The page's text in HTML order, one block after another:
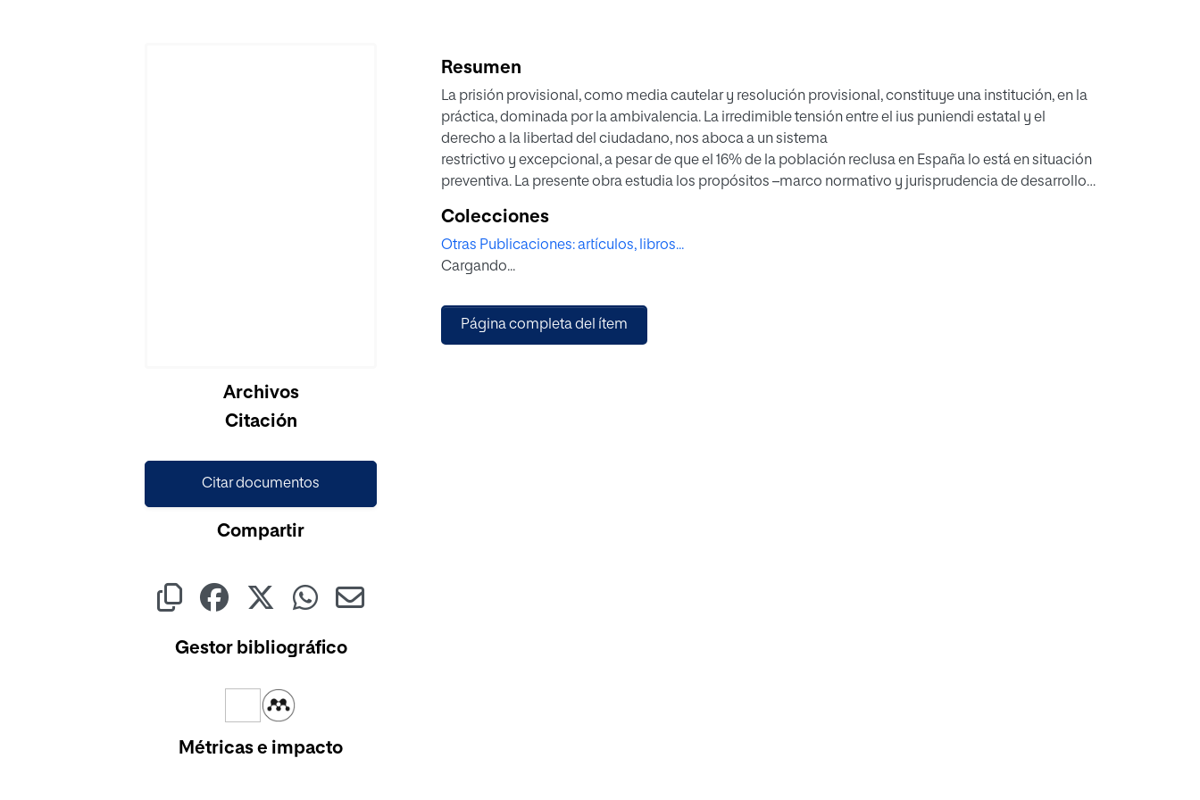
Archivos
Citación
Citar documentos
Compartir
Gestor bibliográfico
Métricas e impacto
Resumen
La prisión provisional, como media cautelar y resolución provisional, constituye una institución, en la
práctica, dominada por la ambivalencia. La irredimible tensión entre el ius puniendi estatal y el
derecho a la libertad del ciudadano, nos aboca a un sistema
restrictivo y excepcional, a pesar de que el 16% de la población reclusa en España lo está en situación
preventiva. La presente obra estudia los propósitos –marco normativo y jurisprudencia de desarrollo–
cautelar más polémica con diferencia.
El lector encontrará una visión completa, interdisciplinar, que aúna teórica y práctica, con un primer
bloque dedicado a cuestiones propias de dogmática jurídica; una segunda parte dedicada al
casos mediáticos –titiriteros, Real Federación Española de Fútbol, Wanninkhof y Dolores Vázquez,
Ronaldinho, Unetenet, entre muchos otros–; finalmente, dos capítulos que exploran, last but not least,
Colecciones
Otras Publicaciones: artículos, libros...
Cargando...
Página completa del ítem